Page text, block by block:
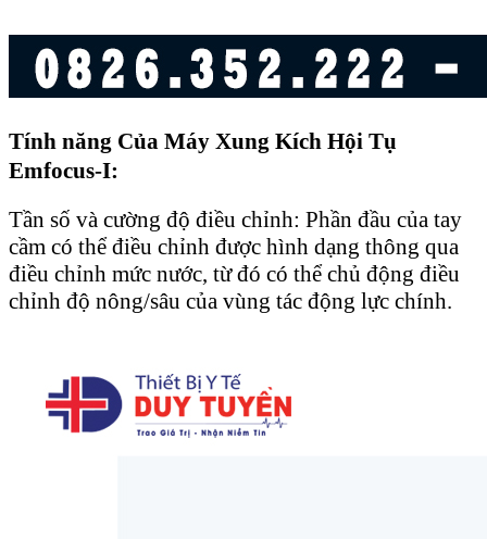
Tính năng Của Máy Xung Kích Hội Tụ
Emfocus-I:
Tần số và cường độ điều chỉnh: Phần đầu của tay
cầm có thể điều chỉnh được hình dạng thông qua
điều chỉnh mức nước, từ đó có thể chủ động điều
chỉnh độ nông/sâu của vùng tác động lực chính.